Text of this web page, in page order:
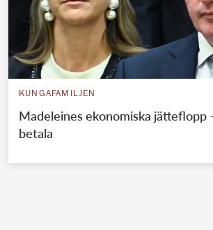
KUNGAFAMILJEN
Madeleines ekonomiska jätteflopp
betala